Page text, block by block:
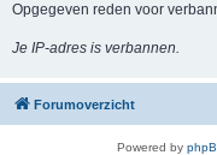
Opgegeven reden voor
Je IP-adres is verbannen.
Forumoverzicht
Powered by